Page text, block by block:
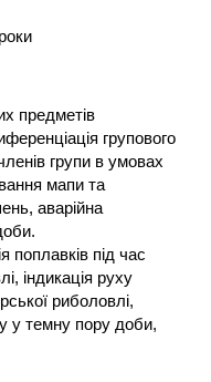
предметів
групового
групи в умовах
мапи та
аварійна
поплавків під час
індикація руху
риболовлі,
у темну пору доби,